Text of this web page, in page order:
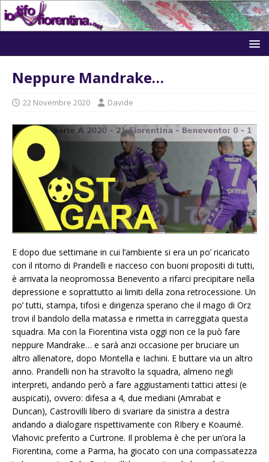
Neppure Mandrake…
22 Novembre 2020 Davide
E dopo due settimane in cui l’ambiente si era un po’ ricaricato
con il ritorno di Prandelli e riacceso con buoni propositi di tutti,
è arrivata la neopromossa Benevento a rifarci precipitare nella
depressione e soprattutto ai limiti della zona retrocessione. Un
po’ tutti, stampa, tifosi e dirigenza sperano che il mago di Orz
trovi il bandolo della matassa e rimetta in carreggiata questa
squadra. Ma con la Fiorentina vista oggi non ce la può fare
neppure Mandrake… e sarà anzi occasione per bruciare un
altro allenatore, dopo Montella e Iachini. E buttare via un altro
anno. Prandelli non ha stravolto la squadra, almeno negli
interpreti, andando però a fare aggiustamenti tattici attesi (e
auspicati), ovvero: difesa a 4, due mediani (Amrabat e
Duncan), Castrovilli libero di svariare da sinistra a destra
andando a dialogare rispettivamente con RIbery e Koaumé.
Vlahovic preferito a Curtrone. Il problema è che per un’ora la
Fiorentina, come a Parma, ha giocato con una compassatezza